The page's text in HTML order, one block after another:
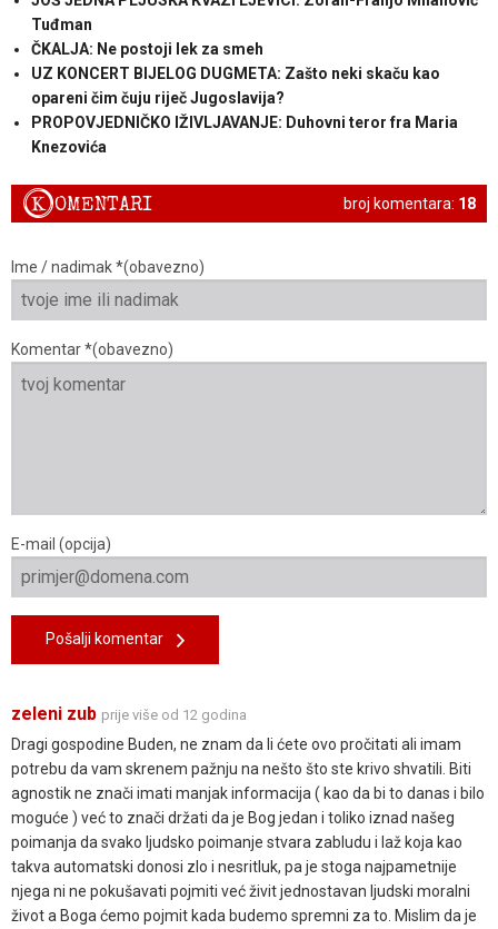
Tuđman
ČKALJA: Ne postoji lek za smeh
UZ KONCERT BIJELOG DUGMETA: Zašto neki skaču kao
opareni čim čuju riječ Jugoslavija?
PROPOVJEDNIČKO IŽIVLJAVANJE: Duhovni teror fra Maria
Knezovića
broj komentara: 18
KOMENTARI
Ime / nadimak *(obavezno)
Komentar *(obavezno)
E-mail (opcija)
Pošalji komentar
zeleni zub prije više od 12 godina
Dragi gospodine Buden, ne znam da li ćete ovo pročitati ali imam
potrebu da vam skrenem pažnju na nešto što ste krivo shvatili. Biti
agnostik ne znači imati manjak informacija ( kao da bi to danas i bilo
moguće ) već to znači držati da je Bog jedan i toliko iznad našeg
poimanja da svako ljudsko poimanje stvara zabludu i laž koja kao
takva automatski donosi zlo i nesritluk, pa je stoga najpametnije
njega ni ne pokušavati pojmiti već živit jednostavan ljudski moralni
život a Boga ćemo pojmit kada budemo spremni za to. Mislim da je